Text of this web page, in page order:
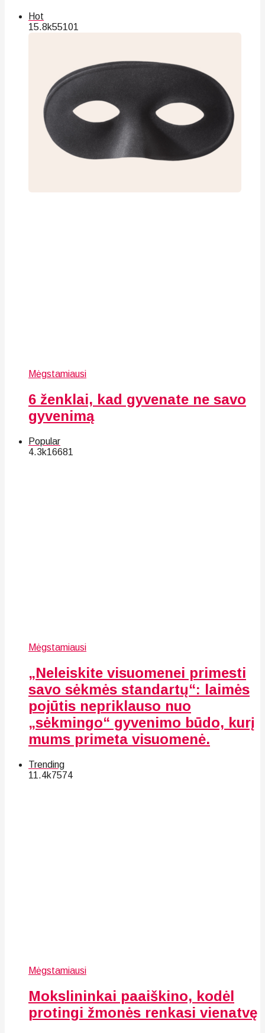
Hot
15.8k55101
Mėgstamiausi
6 ženklai, kad gyvenate ne savo
gyvenimą
Popular
4.3k16681
Mėgstamiausi
„Neleiskite visuomenei primesti
savo sėkmės standartų“: laimės
pojūtis nepriklauso nuo
„sėkmingo“ gyvenimo būdo, kurį
mums primeta visuomenė.
Trending
11.4k7574
Mėgstamiausi
Mokslininkai paaiškino, kodėl
protingi žmonės renkasi vienatvę